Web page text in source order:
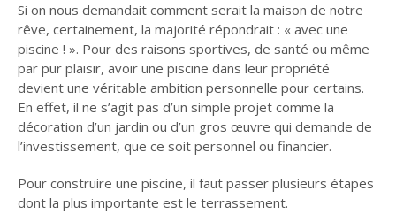
PARTENAIRES
LIGNE JARDIN
INFO PAYSAGISTE
GUIDE JARDIN ET
PAYSAGE
ELAGAGE ET
Si on nous demandait comment serait la maison de notre
rêve, certainement, la majorité répondrait : « avec une
piscine ! ». Pour des raisons sportives, de santé ou même
par pur plaisir, avoir une piscine dans leur propriété
devient une véritable ambition personnelle pour certains.
En effet, il ne s’agit pas d’un simple projet comme la
décoration d’un jardin ou d’un gros œuvre qui demande de
l’investissement, que ce soit personnel ou financier.
Pour construire une piscine, il faut passer plusieurs étapes
dont la plus importante est le terrassement.